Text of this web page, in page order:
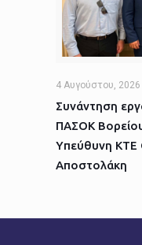
4 Αυγούστου, 2026
Συνάντηση
ΠΑΣΟΚ
Υπεύθυνη ΚΤΕ
Αποστολάκη